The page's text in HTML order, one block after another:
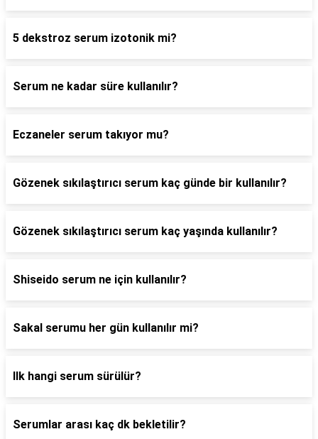
5 dekstroz serum izotonik mi?
Serum ne kadar süre kullanılır?
Eczaneler serum takıyor mu?
Gözenek sıkılaştırıcı serum kaç günde bir kullanılır?
Gözenek sıkılaştırıcı serum kaç yaşında kullanılır?
Shiseido serum ne için kullanılır?
Sakal serumu her gün kullanılır mi?
Ilk hangi serum sürülür?
Serumlar arası kaç dk bekletilir?